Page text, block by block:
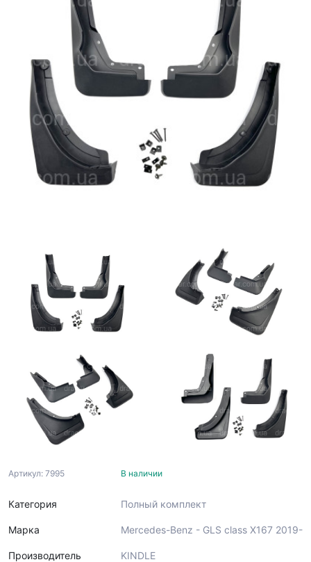
Артикул: 7995
Категория
Марка
Производитель
В наличии
Полный комплект
Mercedes-Benz - GLS class X167 2019-
KINDLE